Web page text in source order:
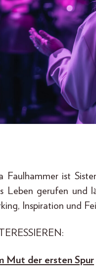
Faulhammer ist
Leben gerufen und
Inspiration und
Mut der ersten Spur